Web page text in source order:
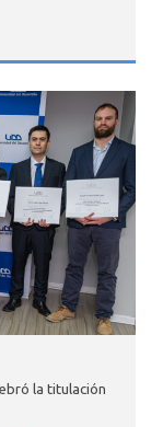
la titulación